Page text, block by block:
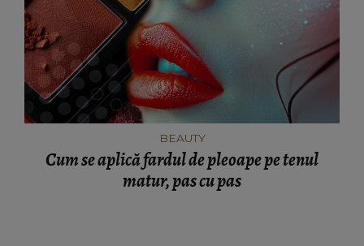
BEAUTY
Cum se aplică fardul de pleoape pe tenul
matur, pas cu pas